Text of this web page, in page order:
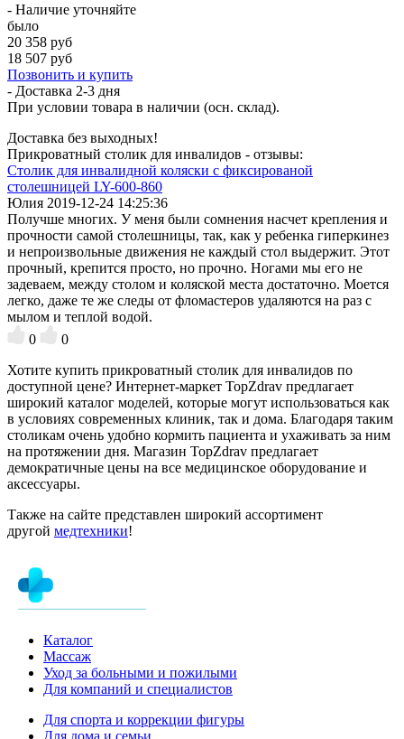
- Наличие уточняйте
было
20 358 руб
18 507 руб
Позвонить и купить
- Доставка 2-3 дня
При условии товара в наличии (осн. склад).
Доставка без выходных!
Прикроватный столик для инвалидов - отзывы:
Столик для инвалидной коляски с фиксированой
столешницей LY-600-860
Юлия 2019-12-24 14:25:36
Получше многих. У меня были сомнения насчет крепления и
прочности самой столешницы, так, как у ребенка гиперкинез
и непроизвольные движения не каждый стол выдержит. Этот
прочный, крепится просто, но прочно. Ногами мы его не
задеваем, между столом и коляской места достаточно. Моется
легко, даже те же следы от фломастеров удаляются на раз с
мылом и теплой водой.
0
0
Хотите купить прикроватный столик для инвалидов по
доступной цене? Интернет-маркет TopZdrav предлагает
широкий каталог моделей, которые могут использоваться как
в условиях современных клиник, так и дома. Благодаря таким
столикам очень удобно кормить пациента и ухаживать за ним
на протяжении дня. Магазин TopZdrav предлагает
демократичные цены на все медицинское оборудование и
аксессуары.
Также на сайте представлен широкий ассортимент
другой медтехники!
Каталог
Массаж
Уход за больными и пожилыми
Для компаний и специалистов
Для спорта и коррекции фигуры
Для дома и семьи